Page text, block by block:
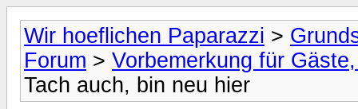
Wir hoeflichen Paparazzi >
Forum > Vorbemerkung für
Tach auch, bin neu hier